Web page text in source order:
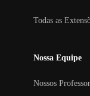
Todas as
Nossa Equipe
Nossos